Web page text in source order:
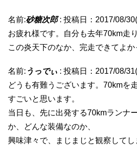
名前:砂糖次郎: 投稿日：2017/08/
お疲れ様です。自分も去年70km走
この炎天下のなか、完走できてよ
名前: うっでぃ : 投稿日：2017/08/
どうも有難うございます。70kmを
すごいと思います。
当日も、先に出発する70kmランナ
か、どんな装備なのか、
興味津々で、まじまじと観察してし